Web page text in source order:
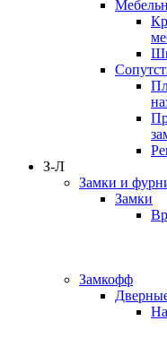
З-Л
Замки и
Замки
Замкофф